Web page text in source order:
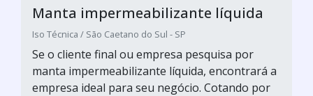
Manta impermeabilizante líquida
Iso Técnica / São Caetano do Sul - SP
Se o cliente final ou empresa pesquisa por
manta impermeabilizante líquida, encontrará a
empresa ideal para seu negócio. Cotando por